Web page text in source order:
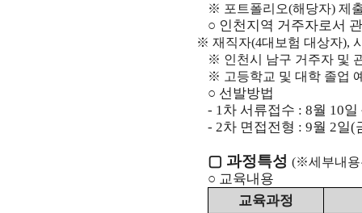
※ 포트폴리오(해당자) 제
○ 인천지역 거주자로서
※재직자(4대보험 대상자),
※ 인천시 남구 거주자 및
※ 고등학교 및 대학 졸업
○ 선발방법
- 1차 서류접수 : 8월 10
- 2차 면접전형 : 9월 2일(
▢ 과정특성 (※세부내용
○ 교육내용
교육과정